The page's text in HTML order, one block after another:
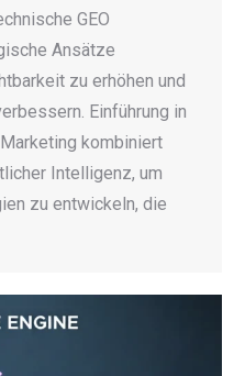
GEO
Ansätze
zu erhöhen und
Einführung in
kombiniert
Intelligenz, um
zu entwickeln, die